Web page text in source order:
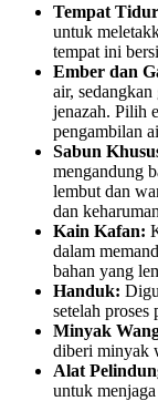
Tempat
untuk
tempat ini
Ember dan
air,
jenazah. Pilih
pengambilan
Sabun
mengandung
lembut dan
dan
Kain Kafan:
dalam
bahan yang
Handuk:
setelah proses
Minyak
diberi minyak
Alat
untuk